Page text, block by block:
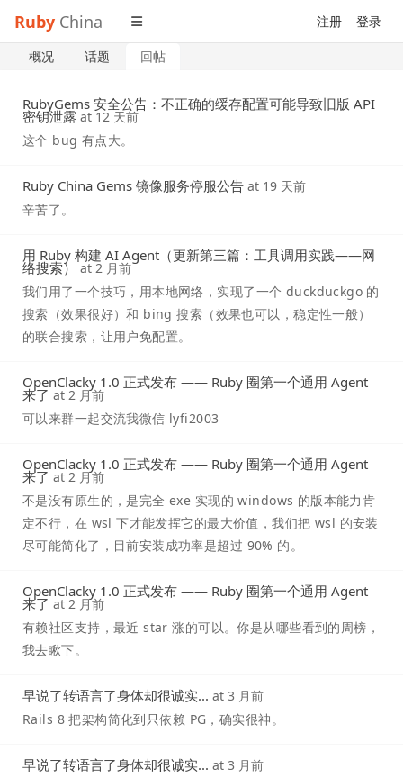
Ruby China 注册 登录
概况 话题 回帖
RubyGems 安全公告：不正确的缓存配置可能导致旧版 API
密钥泄露 at12 天前
这个 bug 有点大。
Ruby China Gems 镜像服务停服公告 at 19 天前
辛苦了。
用 Ruby 构建 AI Agent（更新第三篇：工具调用实践——网
络搜索） at2 月前
我们用了一个技巧，用本地网络，实现了一个 duckduckgo 的
搜索（效果很好）和 bing 搜索（效果也可以，稳定性一般）
的联合搜索，让用户免配置。
OpenClacky 1.0 正式发布 —— Ruby 圈第一个通用 Agent
来了 at 2 月前
可以来群一起交流我微信 lyfi2003
OpenClacky 1.0 正式发布 —— Ruby 圈第一个通用 Agent
来了 at 2 月前
不是没有原生的，是完全 exe 实现的 windows 的版本能力肯
定不行，在 wsl 下才能发挥它的最大价值，我们把 wsl 的安装
尽可能简化了，目前安装成功率是超过 90% 的。
OpenClacky 1.0 正式发布 —— Ruby 圈第一个通用 Agent
来了 at 2 月前
有赖社区支持，最近 star 涨的可以。你是从哪些看到的周榜，
我去瞅下。
早说了转语言了身体却很诚实... at 3 月前
Rails 8 把架构简化到只依赖 PG，确实很神。
早说了转语言了身体却很诚实... at 3 月前